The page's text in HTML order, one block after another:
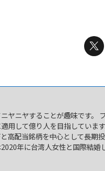
ヤニヤすることが趣味です。
用して億り人を目指していま
高配当銘柄を中心として長期
年に台湾人女性と国際結